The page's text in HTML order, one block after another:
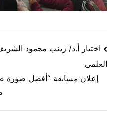
اختيار أ.د/ زينب محمود
العلمى
إعلان مسابقة “أفضل